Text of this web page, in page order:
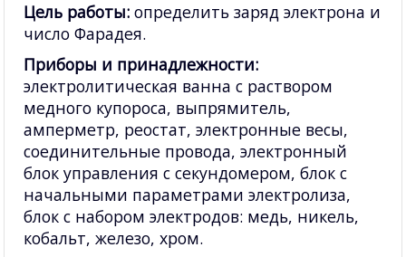
Цель работы: определить заряд электрона и
число Фарадея.
Приборы и принадлежности:
электролитическая ванна с раствором
медного купороса, выпрямитель,
амперметр, реостат, электронные весы,
соединительные провода, электронный
блок управления с секундомером, блок с
начальными параметрами электролиза,
блок с набором электродов: медь, никель,
кобальт, железо, хром.